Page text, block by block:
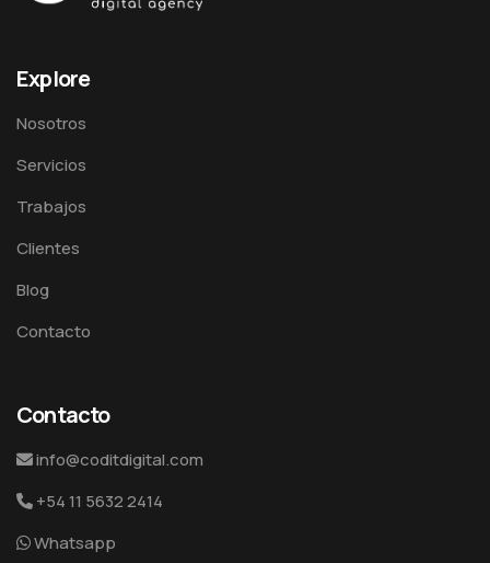
Explore
Nosotros
Servicios
Trabajos
Clientes
Blog
Contacto
Contacto
info@coditdigital.com
+54 11 5632 2414
Whatsapp